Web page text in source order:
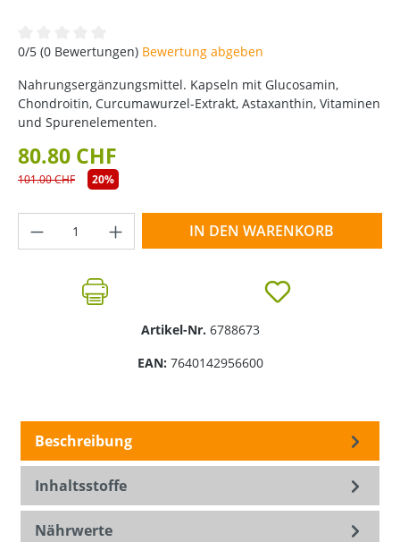
Durchschnittliche Bewertung von 0 von 5 Sternen
0/5 (0 Bewertungen) Bewertung abgeben
Nahrungsergänzungsmittel. Kapseln mit Glucosamin,
Chondroitin, Curcumawurzel-Extrakt, Astaxanthin, Vitaminen
und Spurenelementen.
80.80 CHF
101.00 CHF 20%
Produkt Anzahl: Gib den gewünschten
IN DEN WARENKORB
Artikel-Nr. 6788673
EAN: 7640142956600
Beschreibung
Inhaltsstoffe
Nährwerte